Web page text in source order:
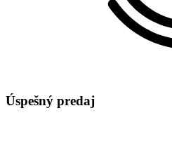
Úspešný predaj